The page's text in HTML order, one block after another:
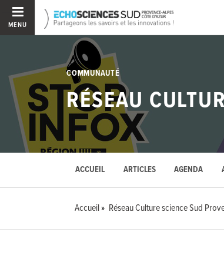
MENU
COMMUNAUTÉ
RÉSEAU
ACCUEIL ARTICLES AGENDA
Accueil Réseau Culture science Sud